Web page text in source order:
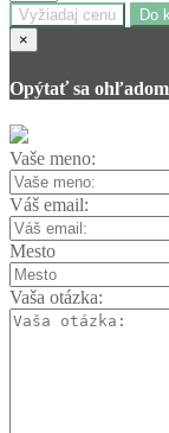
Vyžiadaj cenu
Do
×
Opýtať sa
Vaše meno:
Váš email:
Mesto
Vaša otázka: